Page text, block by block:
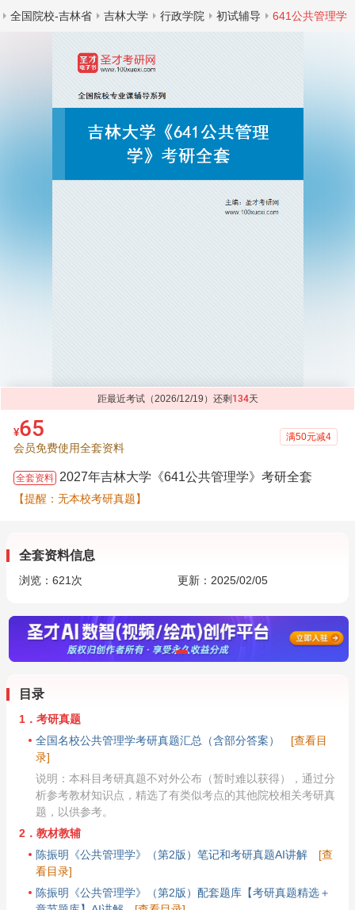
全国院校-吉林省 吉林大学 行政学院 初试辅导 641公共管理学
距最近考试（2026/12/19）还剩 134天
¥65
会员免费使用全套资料
满50元减4
全套资料 2027年吉林大学《641公共管理学》考研全套
【提醒：无本校考研真题】
全套资料信息
浏览： 621 次 更新：2025/02/05
目录
1．考研真题
全国名校公共管理学考研真题汇总（含部分答案）
[查看目
录]
说明：本科目考研真题不对外公布（暂时难以获得），通过分
析参考教材知识点，精选了有类似考点的其他院校相关考研真
题，以供参考。
2．教材教辅
陈振明《公共管理学》（第2版）笔记和考研真题AI讲解
[查
看目录]
陈振明《公共管理学》（第2版）配套题库【考研真题精选＋